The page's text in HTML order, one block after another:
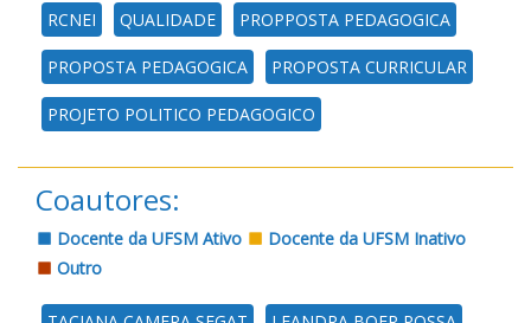
RCNEI QUALIDADE PROPPOSTA PEDAGOGICA
PROPOSTA PEDAGOGICA PROPOSTA CURRICULAR
PROJETO POLITICO PEDAGOGICO
Coautores:
Docente da UFSM Ativo
Docente da UFSM Inativo
Outro